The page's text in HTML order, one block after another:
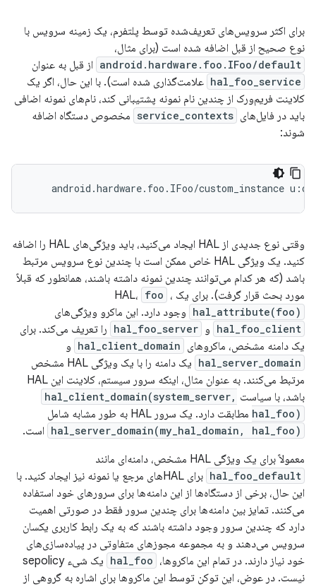
برای اکثر سرویس‌های تعریف‌شده توسط پلتفرم، یک زمینه سرویس با
نوع صحیح از قبل اضافه شده است (برای مثال،
android.hardware.foo.IFoo/default از قبل به عنوان
hal_foo_service علامت‌گذاری شده است). با این حال، اگر یک
کلاینت فریم‌ورک از چندین نام نمونه پشتیبانی کند، نام‌های نمونه اضافی
باید در فایل‌های service_contexts مخصوص دستگاه اضافه
شوند:
وقتی نوع جدیدی از HAL ایجاد می‌کنید، باید ویژگی‌های HAL را اضافه
کنید. یک ویژگی HAL خاص ممکن است با چندین نوع سرویس مرتبط
باشد (که هر کدام می‌توانند چندین نمونه داشته باشند، همانطور که قبلاً
مورد بحث قرار گرفت). برای یک HAL،
foo ،
hal_attribute(foo) وجود دارد. این ماکرو ویژگی‌های
hal_foo_client و hal_foo_server را تعریف می‌کند. برای
یک دامنه مشخص، ماکروهای hal_client_domain و
hal_server_domain
یک دامنه را با یک ویژگی HAL مشخص
مرتبط می‌کنند. به عنوان مثال، اینکه سرور سیستم، کلاینت این HAL
باشد، با سیاست hal_client_domain(system_server,
hal_foo) مطابقت دارد. یک سرور HAL به طور مشابه شامل
hal_server_domain(my_hal_domain, hal_foo) است.
معمولاً برای یک ویژگی HAL مشخص، دامنه‌ای مانند
hal_foo_default
برای HALهای مرجع یا نمونه نیز ایجاد کنید. با
این حال، برخی از دستگاه‌ها از این دامنه‌ها برای سرورهای خود استفاده
می‌کنند. تمایز بین دامنه‌ها برای چندین سرور فقط در صورتی اهمیت
دارد که چندین سرور وجود داشته باشند که به یک رابط کاربری یکسان
سرویس می‌دهند و به مجموعه مجوزهای متفاوتی در پیاده‌سازی‌های
خود نیاز دارند. در تمام این ماکروها، hal_foo
یک شیء sepolicy
نیست. در عوض، این توکن توسط این ماکروها برای اشاره به گروهی از